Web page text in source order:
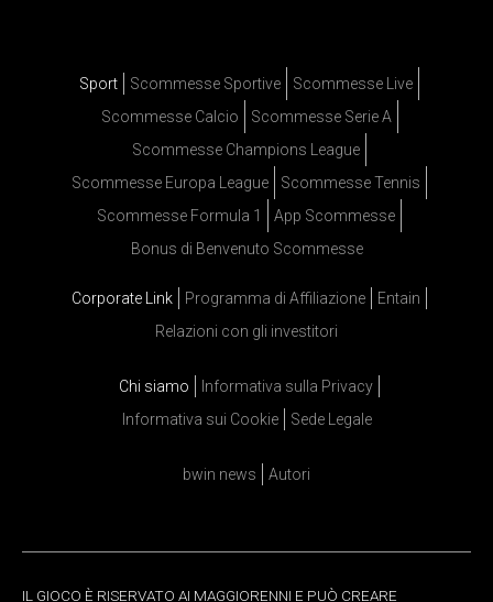
Sport Scommesse Sportive
Scommesse Live
Scommesse Calcio
Scommesse Serie A
Scommesse Champions League
Scommesse Europa League
Scommesse Tennis
Scommesse Formula 1
App Scommesse
Bonus di Benvenuto Scommesse
Corporate Link Programma di Affiliazione
Entain
Relazioni con gli investitori
Chi siamo
Informativa sulla Privacy
Informativa sui Cookie
Sede Legale
bwin news Autori
IL GIOCO È RISERVATO AI MAGGIORENNI E PUÒ CREARE